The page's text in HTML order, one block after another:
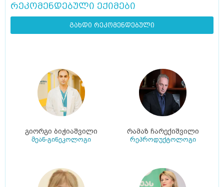
რეკომენდებული ექიმები
გახდი რეკომენდებული
გიორგი ბიჭიაშვილი
მეან-გინეკოლოგი
რამაზ ჩარექიშვილი
რეპროდუქტოლოგი